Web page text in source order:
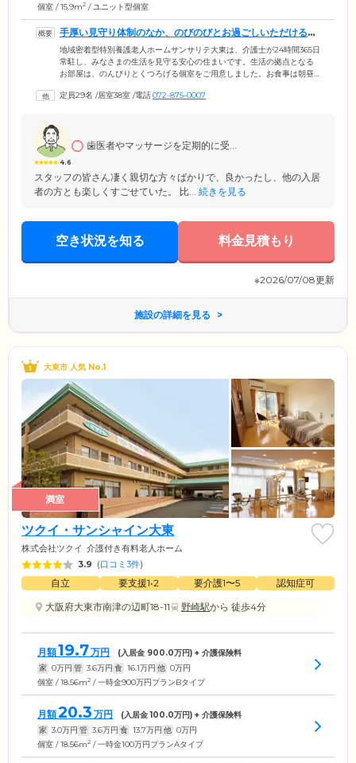
個室 / 15.9m2 / ユニット型個室
手厚い見守り体制のなか、のびのびとお過ごしいただける住
まいです
地域密着型特別養護老人ホームサンサリテ大東は、介護士が24時間365日
常駐し、みなさまの生活を見守る安心の住まいです。生活の拠点となる
お部屋は、のんびりとくつろげる個室をご用意しました。お食事は朝昼
楽しみください。入浴は個浴に加え、特殊浴槽やリフト浴も設置。スタ
定員29名 /居室38室 /電話072-875-0007
4.6
歯医者やマッサージを定期的に受...
スタッフの皆さん凄く親切な方々ばかりで、良かったし、他の入居
者の方とも楽しくすごせていた。 比... 続きを見る
空き状況を知る 料金見積もり
※2026/07/08更新
施設の詳細を見る
大東市 人気 No.1
満室
ツクイ・サンシャイン大東
株式会社ツクイ 介護付き有料老人ホーム
3.9 (口コミ3件)
自立 要支援1•2 要介護1〜5
認知症可
大阪府大東市南津の辺町18-11
野崎駅から 徒歩4分
月額19.7万円 (入居金 900.0万円) + 介護保険料
家 0万円 管 3.6万円 食 16.1万円 他 0万円
個室 / 18.56m2 / 一時金900万円プランBタイプ
月額20.3 万円 (入居金100.0万円) + 介護保険料
家 3.0万円 管 3.6万円 食 13.7万円 他 0万円
個室 / 18.56m2 / 一時金100万円プランAタイプ